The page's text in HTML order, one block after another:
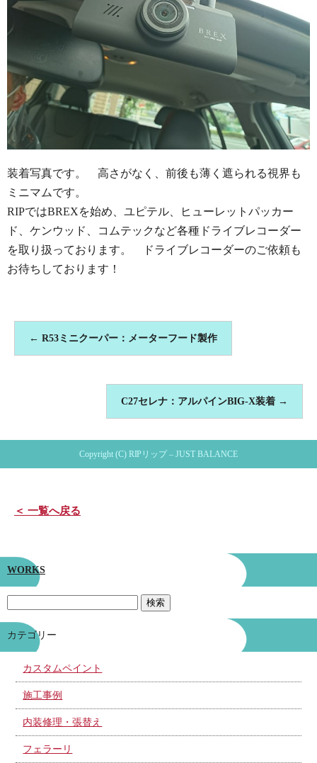
装着写真です。 高さがなく、前後も薄く遮られる視界も
ミニマムです。
RIPではBREXを始め、ユピテル、ヒューレットパッカー
ド、ケンウッド、コムテックなど各種ドライブレコーダー
を取り扱っております。 ドライブレコーダーのご依頼も
お待ちしております！
← R53ミニクーパー：メーターフード製作
C27セレナ：アルパインBIG-X装着 →
Copyright (C) RIPリップ – JUST BALANCE
＜ 一覧へ戻る
WORKS
カテゴリー
カスタムペイント
施工事例
内装修理・張替え
フェラーリ